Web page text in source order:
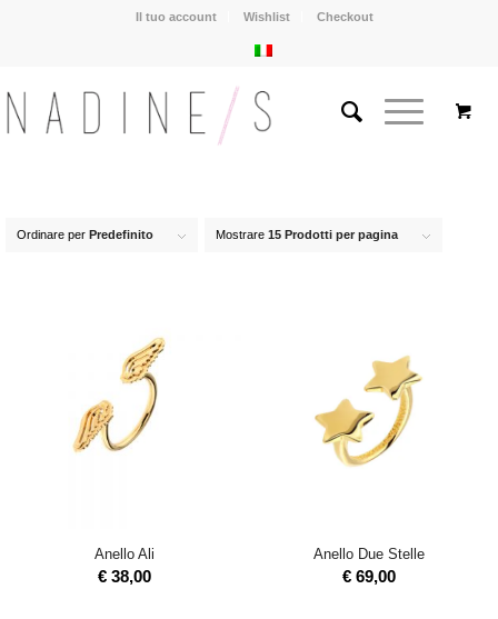
Il tuo account Wishlist Checkout
Ordinare perPredefinito Mostrare15 Prodotti per pagina
Anello Ali
€ 38,00
Anello Due Stelle
€69,00